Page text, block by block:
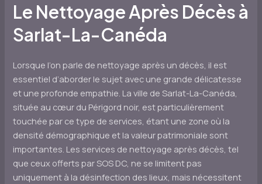
Le Nettoyage Après Décès à
Sarlat-La-Canéda
Lorsque l’on parle de nettoyage après un décès, il est
essentiel d’aborder le sujet avec une grande délicatesse
et une profonde empathie. La ville de Sarlat-La-Canéda,
située au cœur du Périgord noir, est particulièrement
touchée par ce type de services, étant une zone où la
densité démographique et la valeur patrimoniale sont
importantes. Les services de nettoyage après décès, tel
que ceux offerts par SOS DC, ne se limitent pas
uniquement à la désinfection des lieux, mais nécessitent